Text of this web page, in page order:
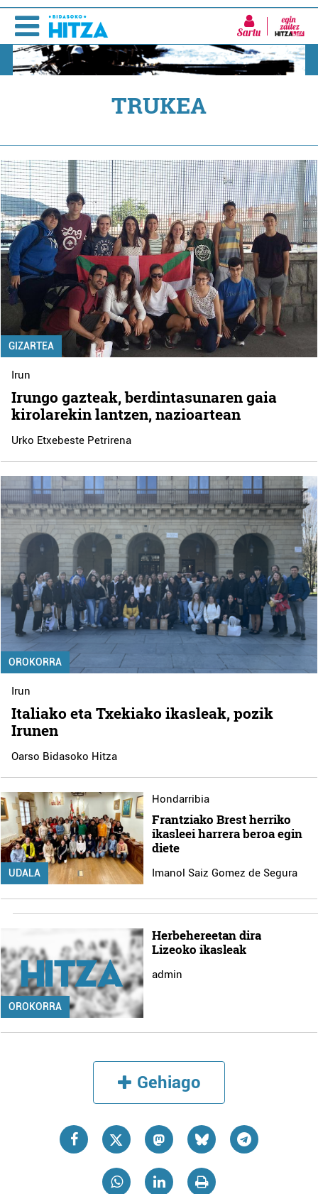
Sartu
TRUKEA
GIZARTEA
Irun
Irungo gazteak, berdintasunaren gaia
kirolarekin lantzen, nazioartean
Urko Etxebeste Petrirena
OROKORRA
Irun
Italiako eta Txekiako ikasleak, pozik
Irunen
Oarso Bidasoko Hitza
UDALA
Hondarribia
Frantziako Brest herriko
ikasleei harrera beroa egin
diete
Imanol Saiz Gomez de Segura
OROKORRA
Herbehereetan dira
Lizeoko ikasleak
admin
Gehiago